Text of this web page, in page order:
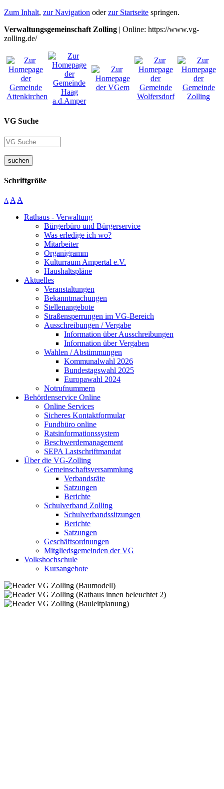
Zum Inhalt, zur Navigation oderzur Startseite springen.
Verwaltungsgemeinschaft Zolling | Online: https://www.vg-
zolling.de/
VG Suche
suchen
Schriftgröße
A A A
Rathaus - Verwaltung
Bürgerbüro und Bürgerservice
Was erledige ich wo?
Mitarbeiter
Organigramm
Kulturraum Ampertal e.V.
Haushaltspläne
Aktuelles
Veranstaltungen
Bekanntmachungen
Stellenangebote
Straßensperrungen im VG-Bereich
Ausschreibungen / Vergabe
Information über Ausschreibungen
Information über Vergaben
Wahlen / Abstimmungen
Kommunalwahl 2026
Bundestagswahl 2025
Europawahl 2024
Notrufnummern
Behördenservice Online
Online Services
Sicheres Kontaktformular
Fundbüro online
Ratsinformationssystem
Beschwerdemanagement
SEPA Lastschriftmandat
Über die VG-Zolling
Gemeinschaftsversammlung
Verbandsräte
Satzungen
Berichte
Schulverband Zolling
Schulverbandssitzungen
Berichte
Satzungen
Geschäftsordnungen
Mitgliedsgemeinden der VG
Volkshochschule
Kursangebote